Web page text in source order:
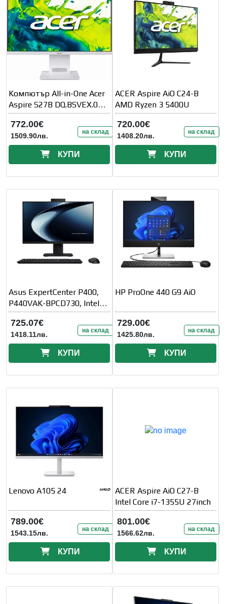
Kомпютър All-in-One Acer
Aspire S27B DQ.BSVEX.002
- 27" inch IPS
772.00€
1509.90лв. на склад
КУПИ
ACER Aspire AiO C24-B
AMD Ryzen 3 5400U
720.00€
1408.20лв. на склад
КУПИ
Asus ExpertCenter P400,
P440VAK-BPCD730, Intel
210H 2.5 GHz (12MB Cache,
up to
725.07€
1418.11лв. на склад
КУПИ
HP ProOne 440 G9 AiO
729.00€
1425.80лв. на склад
КУПИ
Lenovo A105 24
789.00€
1543.15лв. на склад
КУПИ
ACER Aspire AiO C27-B
Intel Core i7-1355U 27inch
801.00€
1566.62лв. на склад
КУПИ